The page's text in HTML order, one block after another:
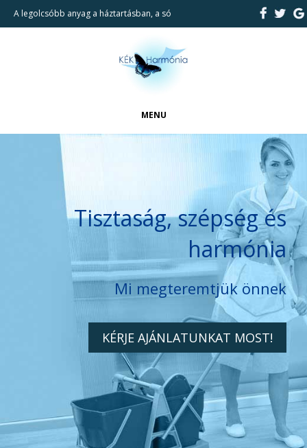
A legolcsóbb anyag a háztartásban, a só
MENU
REFERENCIÁK
TAKARÍTÁSI SZOLGÁLTATÁSAINK
KAPCSOLAT
KERESÉS
Tisztaság, szépség és
harmónia
Mi megteremtjük önnek
KÉRJE AJÁNLATUNKAT MOST!